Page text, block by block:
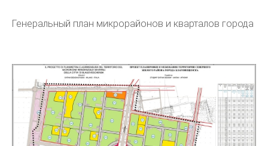
Генеральный план микрорайонов и кварталов города